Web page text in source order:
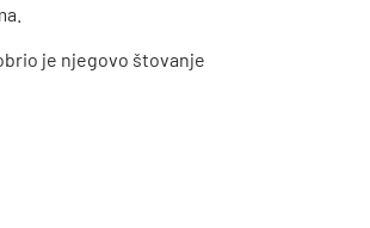
je njegovo štovanje